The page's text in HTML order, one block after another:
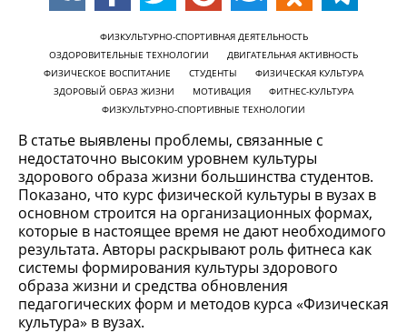
ФИЗКУЛЬТУРНО-СПОРТИВНАЯ ДЕЯТЕЛЬНОСТЬ
ОЗДОРОВИТЕЛЬНЫЕ ТЕХНОЛОГИИ
ДВИГАТЕЛЬНАЯ АКТИВНОСТЬ
ФИЗИЧЕСКОЕ ВОСПИТАНИЕ
СТУДЕНТЫ
ФИЗИЧЕСКАЯ КУЛЬТУРА
ЗДОРОВЫЙ ОБРАЗ ЖИЗНИ
МОТИВАЦИЯ
ФИТНЕС-КУЛЬТУРА
ФИЗКУЛЬТУРНО-СПОРТИВНЫЕ ТЕХНОЛОГИИ
В статье выявлены проблемы, связанные с
недостаточно высоким уровнем культуры
здорового образа жизни большинства студентов.
Показано, что курс физической культуры в вузах в
основном строится на организационных формах,
которые в настоящее время не дают необходимого
результата. Авторы раскрывают роль фитнеса как
системы формирования культуры здорового
образа жизни и средства обновления
педагогических форм и методов курса «Физическая
культура» в вузах.